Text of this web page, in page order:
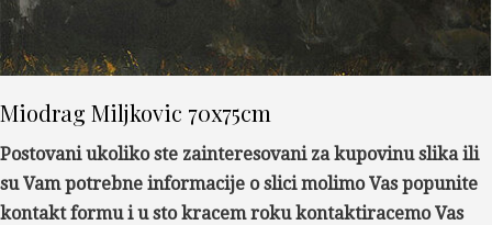
Miodrag Miljkovic 70x75cm
Postovani ukoliko ste zainteresovani za kupovinu slika ili
su Vam potrebne informacije o slici molimo Vas popunite
kontakt formu i u sto kracem roku kontaktiracemo Vas